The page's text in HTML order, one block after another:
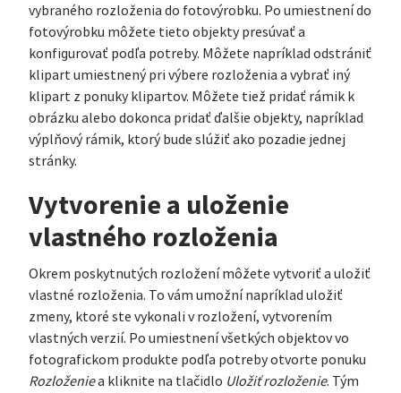
vybraného rozloženia do fotovýrobku. Po umiestnení do
fotovýrobku môžete tieto objekty presúvať a
konfigurovať podľa potreby. Môžete napríklad odstrániť
klipart umiestnený pri výbere rozloženia a vybrať iný
klipart z ponuky klipartov. Môžete tiež pridať rámik k
obrázku alebo dokonca pridať ďalšie objekty, napríklad
výplňový rámik, ktorý bude slúžiť ako pozadie jednej
stránky.
Vytvorenie a uloženie
vlastného rozloženia
Okrem poskytnutých rozložení môžete vytvoriť a uložiť
vlastné rozloženia. To vám umožní napríklad uložiť
zmeny, ktoré ste vykonali v rozložení, vytvorením
vlastných verzií. Po umiestnení všetkých objektov vo
fotografickom produkte podľa potreby otvorte ponuku
Rozloženiea kliknite na tlačidlo Uložiť rozloženie. Tým